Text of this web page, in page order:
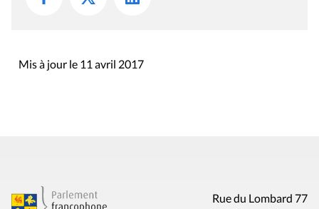
Mis à jour le 11 avril 2017
Rue du Lombard 77